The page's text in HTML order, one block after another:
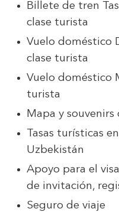
Billete de tren
clase turista
Vuelo doméstico
clase turista
Vuelo doméstico
turista
Mapa y souvenirs
Tasas turísticas
Uzbekistán
Apoyo para el
de invitación,
Seguro de viaje